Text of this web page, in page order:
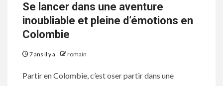
Se lancer dans une aventure
inoubliable et pleine d’émotions en
Colombie
7 ans il y a romain
Partir en Colombie, c’est oser partir dans une